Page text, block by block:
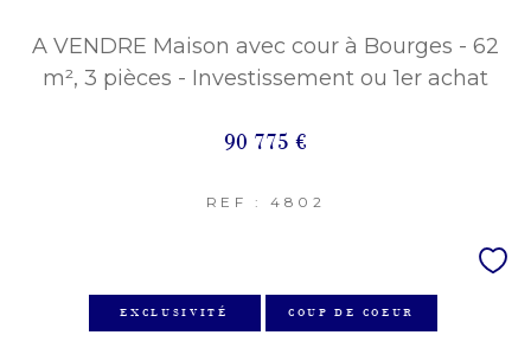
A VENDRE Maison avec cour à Bourges - 62
m², 3 pièces - Investissement ou 1er achat
90 775 €
REF : 4802
EXCLUSIVITÉ COUP DE COEUR
Coups De Coeur Exclusivités Nouveautés
RECHERCHER